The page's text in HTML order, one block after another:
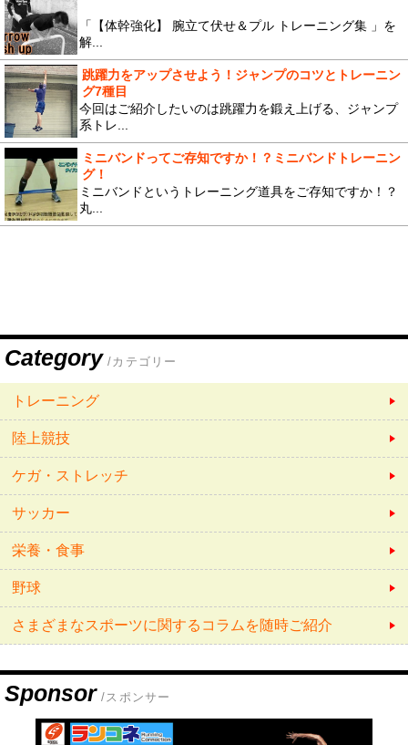
「【体幹強化】 腕立て伏せ＆プル トレーニング集 」を
解...
跳躍力をアップさせよう！ジャンプのコツとトレーニン
グ7種目
今回はご紹介したいのは跳躍力を鍛え上げる、ジャンプ
系トレ...
ミニバンドってご存知ですか！？ミニバンドトレーニン
グ！
ミニバンドというトレーニング道具をご存知ですか！？
丸...
Category /カテゴリー
トレーニング
陸上競技
ケガ・ストレッチ
サッカー
栄養・食事
野球
さまざまなスポーツに関するコラムを随時ご紹介
Sponsor /スポンサー